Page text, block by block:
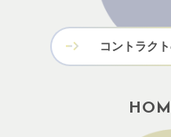
コントラク